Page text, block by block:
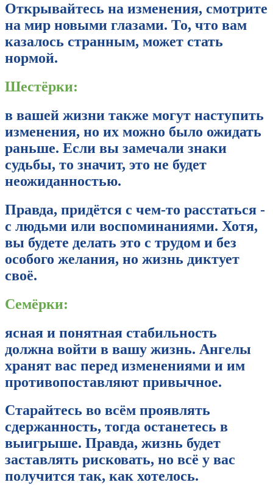
Открывайтесь на изменения, смотрите
на мир новыми глазами. То, что вам
казалось странным, может стать
нормой.
Шестёрки:
в вашей жизни также могут наступить
изменения, но их можно было ожидать
раньше. Если вы замечали знаки
судьбы, то значит, это не будет
неожиданностью.
Правда, придётся с чем-то расстаться -
с людьми или воспоминаниями. Хотя,
вы будете делать это с трудом и без
особого желания, но жизнь диктует
своё.
Семёрки:
ясная и понятная стабильность
должна войти в вашу жизнь. Ангелы
хранят вас перед изменениями и им
противопоставляют привычное.
Старайтесь во всём проявлять
сдержанность, тогда останетесь в
выигрыше. Правда, жизнь будет
заставлять рисковать, но всё у вас
получится так, как хотелось.